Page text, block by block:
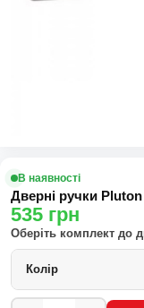
В наявності
Дверні ручки
535 грн
Оберіть комплект до
Колір